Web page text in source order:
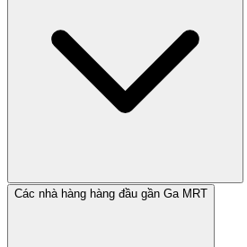
Các nhà hàng hàng đầu gần Ga MRT